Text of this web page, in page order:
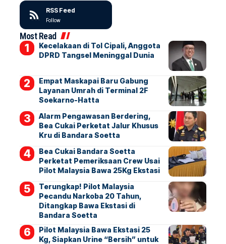
RSS Feed
Follow
Most Read
Kecelakaan di Tol Cipali, Anggota
DPRD Tangsel Meninggal Dunia
Empat Maskapai Baru Gabung
Layanan Umrah di Terminal 2F
Soekarno-Hatta
Alarm Pengawasan Berdering,
Bea Cukai Perketat Jalur Khusus
Kru di Bandara Soetta
Bea Cukai Bandara Soetta
Perketat Pemeriksaan Crew Usai
Pilot Malaysia Bawa 25Kg Ekstasi
Terungkap! Pilot Malaysia
Pecandu Narkoba 20 Tahun,
Ditangkap Bawa Ekstasi di
Bandara Soetta
Pilot Malaysia Bawa Ekstasi 25
Kg, Siapkan Urine “Bersih” untuk